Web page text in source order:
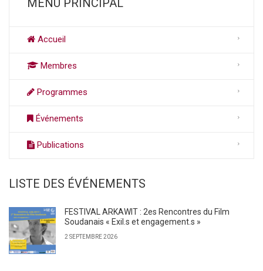
MENU PRINCIPAL
Accueil
Membres
Programmes
Événements
Publications
LISTE DES ÉVÉNEMENTS
FESTIVAL ARKAWIT : 2es Rencontres du Film
Soudanais « Exil.s et engagement.s »
2 SEPTEMBRE 2026